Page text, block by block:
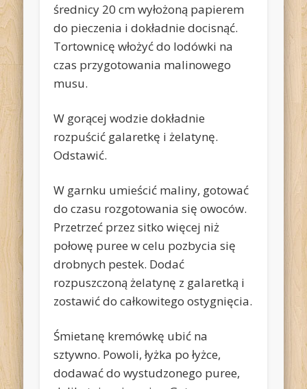
średnicy 20 cm wyłożoną papierem
do pieczenia i dokładnie docisnąć.
Tortownicę włożyć do lodówki na
czas przygotowania malinowego
musu.
W gorącej wodzie dokładnie
rozpuścić galaretkę i żelatynę.
Odstawić.
W garnku umieścić maliny, gotować
do czasu rozgotowania się owoców.
Przetrzeć przez sitko więcej niż
połowę puree w celu pozbycia się
drobnych pestek. Dodać
rozpuszczoną żelatynę z galaretką i
zostawić do całkowitego ostygnięcia.
Śmietanę kremówkę ubić na
sztywno. Powoli, łyżka po łyżce,
dodawać do wystudzonego puree,